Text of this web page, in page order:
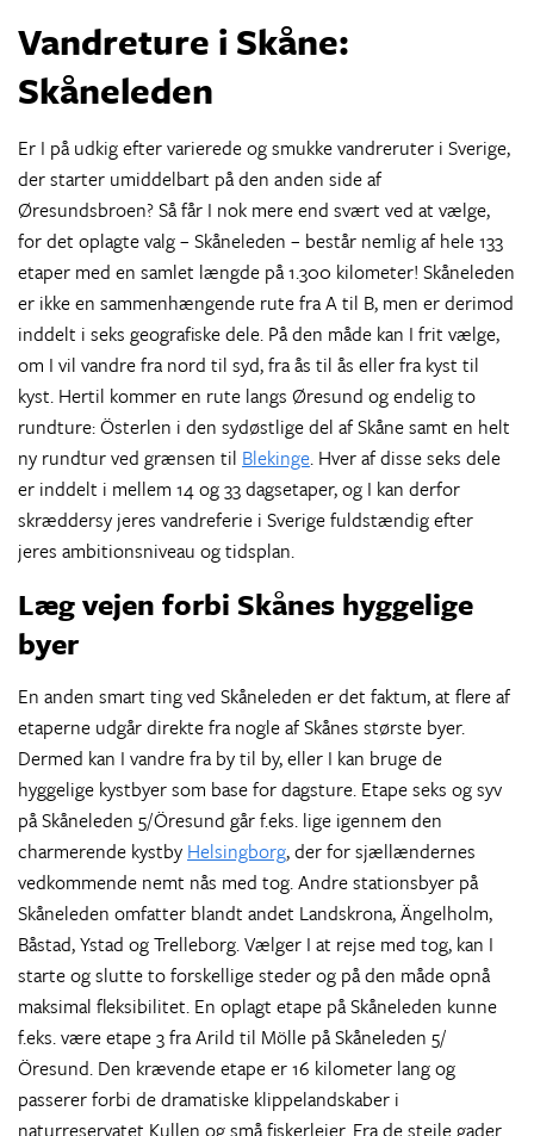
Vandreture i Skåne:
Skåneleden
Er I på udkig efter varierede og smukke vandreruter i Sverige,
der starter umiddelbart på den anden side af
Øresundsbroen? Så får I nok mere end svært ved at vælge,
for det oplagte valg – Skåneleden – består nemlig af hele 133
etaper med en samlet længde på 1.300 kilometer! Skåneleden
er ikke en sammenhængende rute fra A til B, men er derimod
inddelt i seks geografiske dele. På den måde kan I frit vælge,
om I vil vandre fra nord til syd, fra ås til ås eller fra kyst til
kyst. Hertil kommer en rute langs Øresund og endelig to
rundture: Österlen i den sydøstlige del af Skåne samt en helt
ny rundtur ved grænsen til Blekinge. Hver af disse seks dele
er inddelt i mellem 14 og 33 dagsetaper, og I kan derfor
skræddersy jeres vandreferie i Sverige fuldstændig efter
jeres ambitionsniveau og tidsplan.
Læg vejen forbi Skånes hyggelige
byer
En anden smart ting ved Skåneleden er det faktum, at flere af
etaperne udgår direkte fra nogle af Skånes største byer.
Dermed kan I vandre fra by til by, eller I kan bruge de
hyggelige kystbyer som base for dagsture. Etape seks og syv
på Skåneleden 5/Öresund går f.eks. lige igennem den
charmerende kystby Helsingborg, der for sjællændernes
vedkommende nemt nås med tog. Andre stationsbyer på
Skåneleden omfatter blandt andet Landskrona, Ängelholm,
Båstad, Ystad og Trelleborg. Vælger I at rejse med tog, kan I
starte og slutte to forskellige steder og på den måde opnå
maksimal fleksibilitet. En oplagt etape på Skåneleden kunne
f.eks. være etape 3 fra Arild til Mölle på Skåneleden 5/
Öresund. Den krævende etape er 16 kilometer lang og
passerer forbi de dramatiske klippelandskaber i
naturreservatet Kullen og små fiskerlejer. Fra de stejle gader